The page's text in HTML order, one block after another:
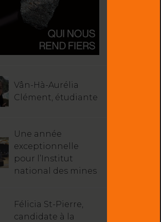
Vân-Hà-Aurélia
Clément, étudiante
Une année
exceptionnelle
pour l’Institut
national des mines
Félicia St-Pierre,
candidate à la